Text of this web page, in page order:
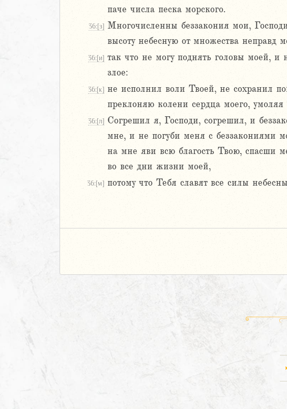
паче числа песка морского.
36:[з] Многочисленны беззакония мои,
высоту небесную от множества
36:[и] так что не могу поднять головы моей, и
злое:
36:[к] не исполнил воли Твоей, не сохранил
преклоняю колени сердца моего, умоляя
36:[л] Согрешил я, Господи, согрешил, и
мне, и не погуби меня с
на мне яви всю благость Твою, спасши
во все дни жизни моей,
36:[м] потому что Тебя славят все силы